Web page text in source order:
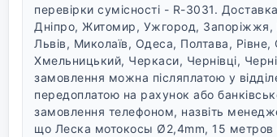
перевірки сумісності - R-3031.
Дніпро, Житомир, Ужгород, Запоріжжя,
Львів, Миколаїв, Одеса, Полтава,
Хмельницький, Черкаси, Чернівці,
замовлення можна післяплатою у
передоплатою на рахунок або
замовлення телефоном, назвіть
що Леска мотокосы Ø2,4mm, 15 метров